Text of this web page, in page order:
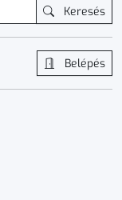
Keresés
Belépés